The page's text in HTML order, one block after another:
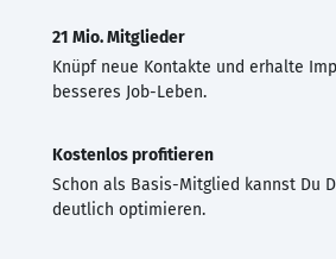
21 Mio. Mitglieder
Knüpf neue Kontakte und erhalte
besseres Job-Leben.
Kostenlos profitieren
Schon als Basis-Mitglied kannst Du
deutlich optimieren.